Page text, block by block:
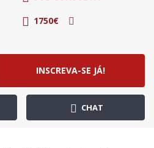
1750€
INSCREVA-SE JÁ!
CHAT